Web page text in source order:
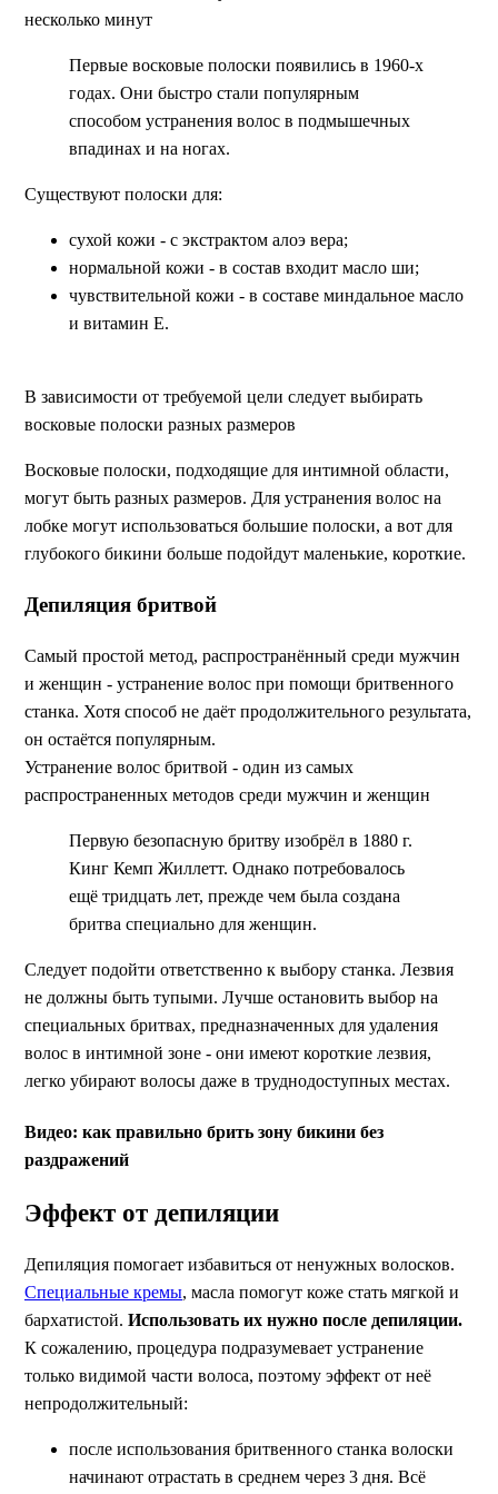
несколько минут
Первые восковые полоски появились в 1960-х
годах. Они быстро стали популярным
способом устранения волос в подмышечных
впадинах и на ногах.
Существуют полоски для:
сухой кожи - с экстрактом алоэ вера;
нормальной кожи - в состав входит масло ши;
чувствительной кожи - в составе миндальное масло
и витамин Е.
В зависимости от требуемой цели следует выбирать
восковые полоски разных размеров
Восковые полоски, подходящие для интимной области,
могут быть разных размеров. Для устранения волос на
лобке могут использоваться большие полоски, а вот для
глубокого бикини больше подойдут маленькие, короткие.
Депиляция бритвой
Самый простой метод, распространённый среди мужчин
и женщин - устранение волос при помощи бритвенного
станка. Хотя способ не даёт продолжительного результата,
он остаётся популярным.
Устранение волос бритвой - один из самых
распространенных методов среди мужчин и женщин
Первую безопасную бритву изобрёл в 1880 г.
Кинг Кемп Жиллетт. Однако потребовалось
ещё тридцать лет, прежде чем была создана
бритва специально для женщин.
Следует подойти ответственно к выбору станка. Лезвия
не должны быть тупыми. Лучше остановить выбор на
специальных бритвах, предназначенных для удаления
волос в интимной зоне - они имеют короткие лезвия,
легко убирают волосы даже в труднодоступных местах.
Видео: как правильно брить зону бикини без
раздражений
Эффект от депиляции
Депиляция помогает избавиться от ненужных волосков.
Специальные кремы, масла помогут коже стать мягкой и
бархатистой. Использовать их нужно после депиляции.
К сожалению, процедура подразумевает устранение
только видимой части волоса, поэтому эффект от неё
непродолжительный:
после использования бритвенного станка волоски
начинают отрастать в среднем через 3 дня. Всё